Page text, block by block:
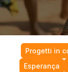
Progetti in
Esperança